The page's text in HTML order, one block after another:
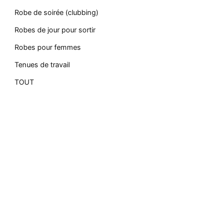
Robe de soirée (clubbing)
Robes de jour pour sortir
Robes pour femmes
Tenues de travail
TOUT